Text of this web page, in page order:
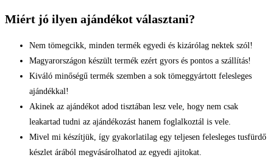
Miért jó ilyen ajándékot választani?
Nem tömegcikk, minden termék egyedi és kizárólag nektek szól!
Magyarországon készült termék ezért gyors és pontos a szállítás!
Kiváló minőségű termék szemben a sok tömeggyártott felesleges
ajándékkal!
Akinek az ajándékot adod tisztában lesz vele, hogy nem csak
leakartad tudni az ajándékozást hanem foglalkoztál is vele.
Mivel mi készítjük, így gyakorlatilag egy teljesen felesleges tusfürdő
készlet árából megvásárolhatod az egyedi ajitokat.